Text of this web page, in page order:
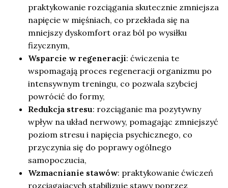
praktykowanie rozciągania skutecznie zmniejsza
napięcie w mięśniach, co przekłada się na
mniejszy dyskomfort oraz ból po wysiłku
fizycznym,
Wsparcie w regeneracji: ćwiczenia te
wspomagają proces regeneracji organizmu po
intensywnym treningu, co pozwala szybciej
powrócić do formy,
Redukcja stresu: rozciąganie ma pozytywny
wpływ na układ nerwowy, pomagając zmniejszyć
poziom stresu i napięcia psychicznego, co
przyczynia się do poprawy ogólnego
samopoczucia,
Wzmacnianie stawów: praktykowanie ćwiczeń
rozciągających stabilizuje stawy poprzez